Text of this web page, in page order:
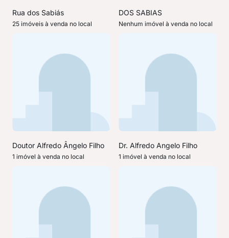
Rua dos Sabiás
25 imóveis à venda no local
DOS SABIAS
Nenhum imóvel à venda no local
Doutor Alfredo Ângelo Filho
1 imóvel à venda no local
Dr. Alfredo Angelo Filho
1 imóvel à venda no local